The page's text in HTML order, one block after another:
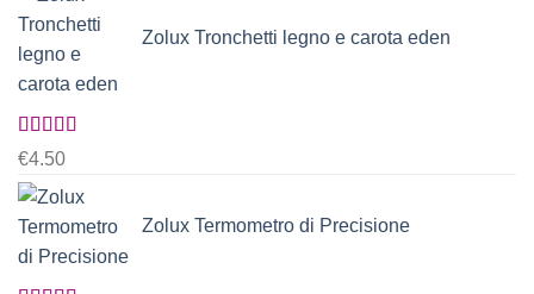
Zolux Tronchetti legno e carota eden
Valutato
5.00su 5
€4.50
Zolux Termometro di Precisione